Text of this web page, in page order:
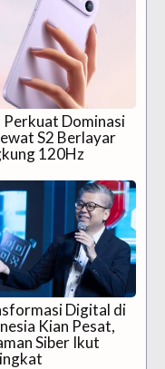
Dominasi
S2 Berlayar
120Hz
Digital di
Kian Pesat,
Siber Ikut